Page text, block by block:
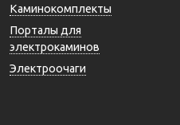
Каминокомплекты
Порталы для
электрокаминов
Электроочаги